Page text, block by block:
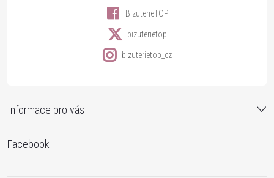
Informace pro vás
BizuterieTOP
bizuterietop
bizuterietop_cz
Facebook